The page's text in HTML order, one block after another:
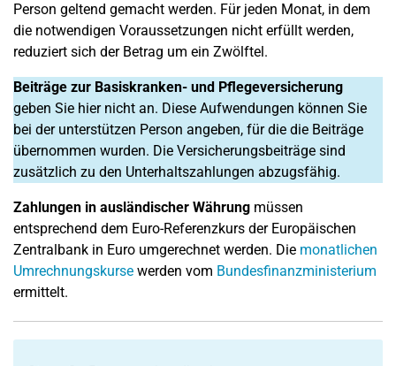
Person geltend gemacht werden. Für jeden Monat, in dem
die notwendigen Voraussetzungen nicht erfüllt werden,
reduziert sich der Betrag um ein Zwölftel.
Beiträge zur Basiskranken- und Pflegeversicherung
geben Sie hier nicht an. Diese Aufwendungen können Sie
bei der unterstützen Person angeben, für die die Beiträge
übernommen wurden. Die Versicherungsbeiträge sind
zusätzlich zu den Unterhaltszahlungen abzugsfähig.
Zahlungen in ausländischer Währung müssen
entsprechend dem Euro-Referenzkurs der Europäischen
Zentralbank in Euro umgerechnet werden. Die monatlichen
Umrechnungskurse werden vom Bundesfinanzministerium
ermittelt.